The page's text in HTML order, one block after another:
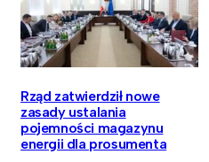
Rząd zatwierdził nowe
zasady ustalania
pojemności magazynu
energii dla prosumenta